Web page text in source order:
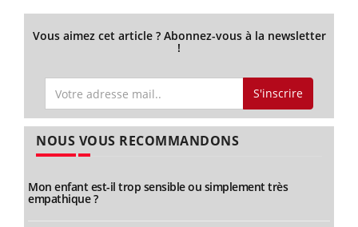
Vous aimez cet article ? Abonnez-vous à la newsletter
!
S'inscrire
NOUS VOUS RECOMMANDONS
Mon enfant est-il trop sensible ou simplement très
empathique ?